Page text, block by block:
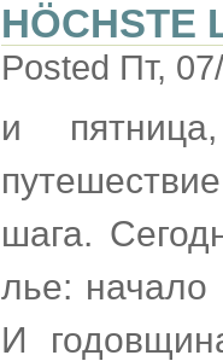
HÖCHSTE
Posted Пт,
и
шага.
лье: начало
И